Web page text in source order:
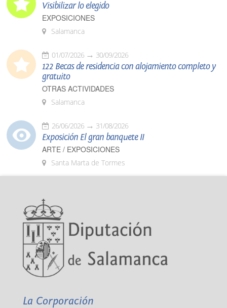
Visibilizar lo elegido
EXPOSICIONES
Salamanca
01/07/2026 30/09/2026
122 Becas de residencia con alojamiento completo y
gratuito
OTRAS ACTIVIDADES
Salamanca
26/06/2026 31/08/2026
Exposición El gran banquete II
ARTE / EXPOSICIONES
Santa Marta de Tormes
La Corporación